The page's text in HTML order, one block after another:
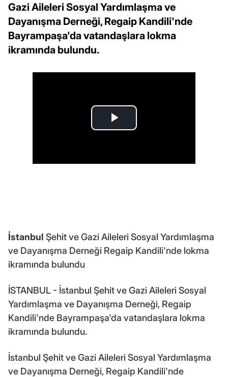
Gazi Aileleri Sosyal Yardımlaşma ve
Dayanışma Derneği, Regaip Kandili'nde
Bayrampaşa'da vatandaşlara lokma
ikramında bulundu.
İstanbul Şehit ve Gazi Aileleri Sosyal Yardımlaşma
ve Dayanışma Derneği Regaip Kandili'nde lokma
ikramında bulundu
İSTANBUL - İstanbul Şehit ve Gazi Aileleri Sosyal
Yardımlaşma ve Dayanışma Derneği, Regaip
Kandili'nde Bayrampaşa'da vatandaşlara lokma
ikramında bulundu.
İstanbul Şehit ve Gazi Aileleri Sosyal Yardımlaşma
ve Dayanışma Derneği, Regaip Kandili'nde